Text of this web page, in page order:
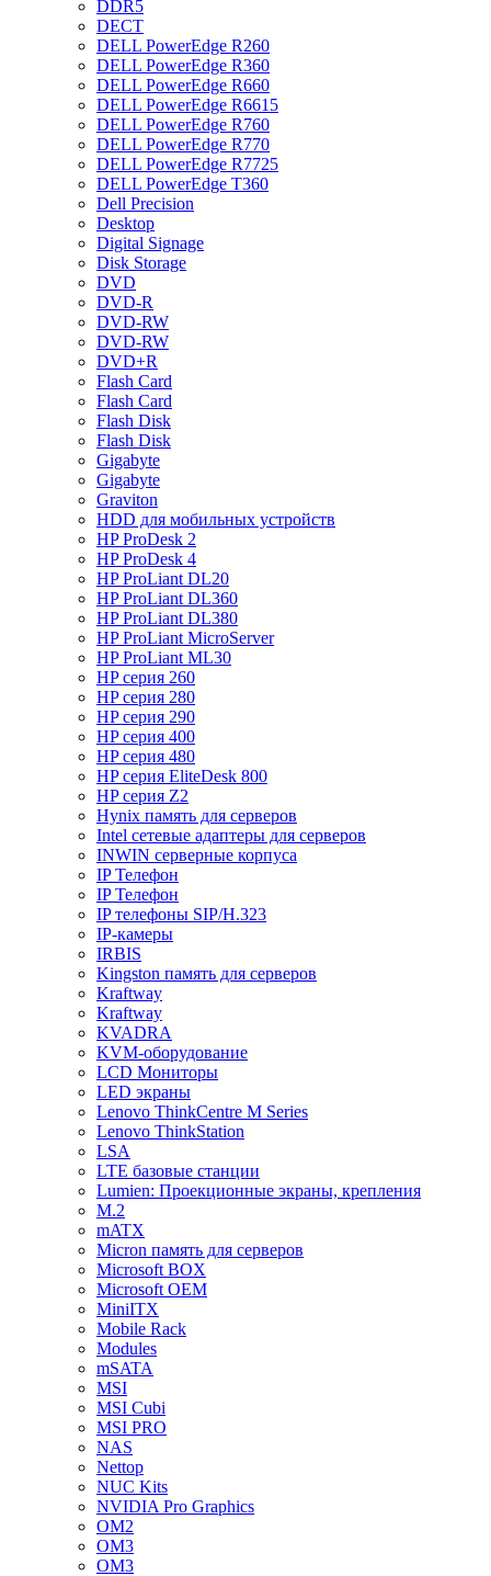
DDR5
DECT
DELL PowerEdge R260
DELL PowerEdge R360
DELL PowerEdge R660
DELL PowerEdge R6615
DELL PowerEdge R760
DELL PowerEdge R770
DELL PowerEdge R7725
DELL PowerEdge T360
Dell Precision
Desktop
Digital Signage
Disk Storage
DVD
DVD-R
DVD-RW
DVD-RW
DVD+R
Flash Card
Flash Card
Flash Disk
Flash Disk
Gigabyte
Gigabyte
Graviton
HDD для мобильных устройств
HP ProDesk 2
HP ProDesk 4
HP ProLiant DL20
HP ProLiant DL360
HP ProLiant DL380
HP ProLiant MicroServer
HP ProLiant ML30
HP серия 260
HP серия 280
HP серия 290
HP серия 400
HP серия 480
HP серия EliteDesk 800
HP серия Z2
Hynix память для серверов
Intel сетевые адаптеры для серверов
INWIN серверные корпуса
IP Телефон
IP Телефон
IP телефоны SIP/H.323
IP-камеры
IRBIS
Kingston память для серверов
Kraftway
Kraftway
KVADRA
KVM-оборудование
LCD Мониторы
LED экраны
Lenovo ThinkCentre M Series
Lenovo ThinkStation
LSA
LTE базовые станции
Lumien: Проекционные экраны, крепления
M.2
mATX
Micron память для серверов
Microsoft BOX
Microsoft OEM
MiniITX
Mobile Rack
Modules
mSATA
MSI
MSI Cubi
MSI PRO
NAS
Nettop
NUC Kits
NVIDIA Pro Graphics
OM2
OM3
OM3